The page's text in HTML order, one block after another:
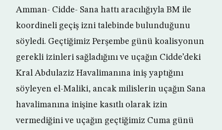
Amman- Cidde- Sana hattı aracılığıyla BM ile
koordineli geçiş izni talebinde bulunduğunu
söyledi. Geçtiğimiz Perşembe günü koalisyonun
gerekli izinleri sağladığını ve uçağın Cidde’deki
Kral Abdulaziz Havalimanına iniş yaptığını
söyleyen el-Maliki, ancak milislerin uçağın Sana
havalimanına inişine kasıtlı olarak izin
vermediğini ve uçağın geçtiğimiz Cuma günü